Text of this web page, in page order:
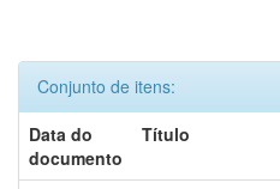
Conjunto de itens:
Data do
documento
Título